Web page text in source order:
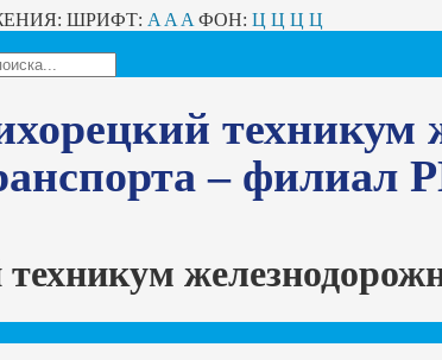
ШРИФТ: A A A ФОН: Ц Ц Ц Ц
техникум
– филиал
техникум